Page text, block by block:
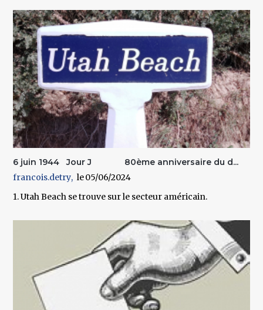
6 juin 1944 Jour J 80ème anniversaire du d...
francois.detry
05/06/2024
1. Utah Beach se trouve sur le secteur américain.